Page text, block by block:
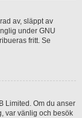
av, släppt av
under GNU
fritt. Se
Limited. Om du anser
var vänlig och besök